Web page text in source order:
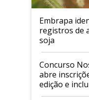
Embrapa
registros de
soja
Concurso
abre
edição e
cafés